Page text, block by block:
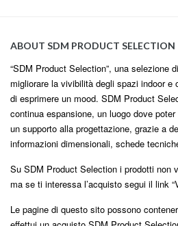
ABOUT SDM PRODUCT SELECTION
“SDM Product Selection”, una selezione
migliorare la vivibilità degli spazi indoor e
di esprimere un mood. SDM Product
continua espansione, un luogo dove
un supporto alla progettazione, grazie a
informazioni dimensionali, schede
Su SDM Product Selection i prodotti non
ma se ti interessa l’acquisto segui il link
Le pagine di questo sito possono